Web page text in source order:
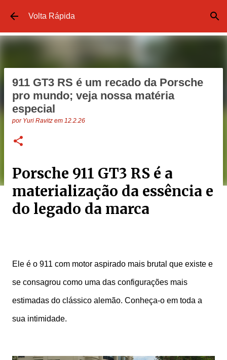
Pular para o conteúdo principal
Volta Rápida
911 GT3 RS é um recado da Porsche
pro mundo; veja nossa matéria
especial
por Yuri Ravitz em 12.2.26
Porsche 911 GT3 RS é a
materialização da essência e
do legado da marca
Ele é o 911 com motor aspirado mais brutal que existe e
se consagrou como uma das configurações mais
estimadas do clássico alemão. Conheça-o em toda a
sua intimidade.